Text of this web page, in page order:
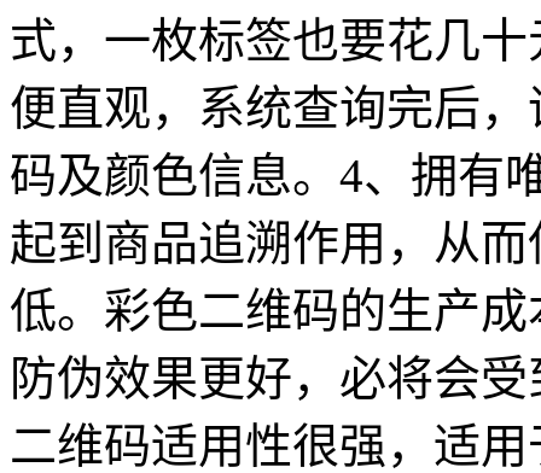
式，一枚标签也要花几
便直观，系统查询完后
码及颜色信息。4、拥有
起到商品追溯作用，从
低。彩色二维码的生产
防伪效果更好，必将会
二维码适用性很强，适